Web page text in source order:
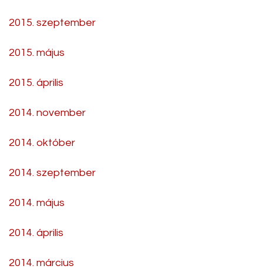
2015. szeptember
2015. május
2015. április
2014. november
2014. október
2014. szeptember
2014. május
2014. április
2014. március